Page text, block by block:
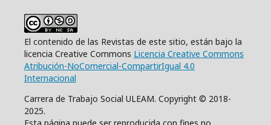
El contenido de las Revistas de este sitio, están bajo la
licencia Creative Commons Licencia Creative Commons
Atribución-NoComercial-CompartirIgual 4.0
Internacional
Carrera de Trabajo Social ULEAM. Copyright © 2018-
2025.